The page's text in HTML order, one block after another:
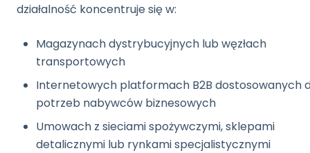
działalność koncentruje się w:
Magazynach dystrybucyjnych lub węzłach
transportowych
Internetowych platformach B2B dostosowanych
potrzeb nabywców biznesowych
Umowach z sieciami spożywczymi, sklepami
detalicznymi lub rynkami specjalistycznymi